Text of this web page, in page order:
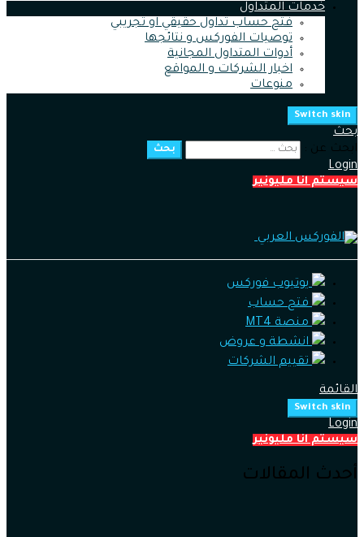
خدمات المتداول
فتح حساب تداول حقيقي او تجريبي
توصيات الفوركس و نتائجها
أدوات المتداول المجانية
اخبار الشركات و المواقع
منوعات
Switch skin
بحث
ابحث عن :
بحث
Login
سيستم انا مليونير
يوتيوب فوركس
فتح حساب
منصة MT4
انشطة و عروض
تقييم الشركات
القائمة
Switch skin
Login
سيستم انا مليونير
أحدث المقالات